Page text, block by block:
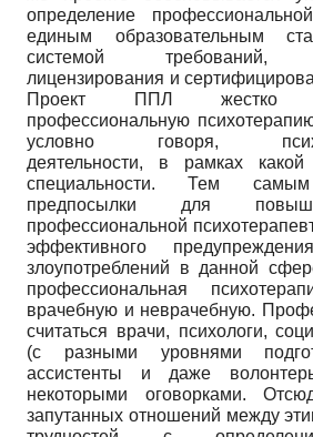
определение
единым образовательным
системой требований,
лицензирования и
Проект ППЛ жестко
профессиональную
условно говоря,
деятельности, в рамках
специальности. Тем
предпосылки для
профессиональной
эффективного
злоупотреблений в данной
профессиональная
врачебную и неврачебную.
считаться врачи, психологи,
(с разными уровнями
ассистенты и даже
некоторыми оговорками.
запутанных отношений между